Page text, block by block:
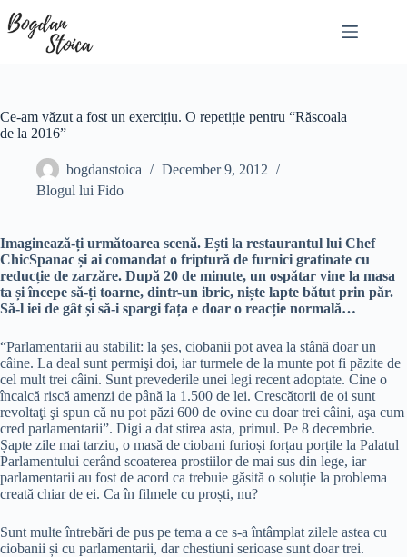
to
content
Ce-am văzut a fost un exercițiu. O repetiție pentru “Răscoala
de la 2016”
bogdanstoica
December 9, 2012
Blogul lui Fido
Imaginează-ți următoarea scenă. Ești la restaurantul lui Chef
ChicSpanac și ai comandat o friptură de furnici gratinate cu
reducție de zarzăre. După 20 de minute, un ospătar vine la masa
ta și începe să-ți toarne, dintr-un ibric, niște lapte bătut prin păr.
Să-l iei de gât și să-i spargi fața e doar o reacție normală…
“Parlamentarii au stabilit: la şes, ciobanii pot avea la stână doar un
câine. La deal sunt permişi doi, iar turmele de la munte pot fi păzite de
cel mult trei câini. Sunt prevederile unei legi recent adoptate. Cine o
încalcă riscă amenzi de până la 1.500 de lei. Crescătorii de oi sunt
revoltaţi şi spun că nu pot păzi 600 de ovine cu doar trei câini, aşa cum
cred parlamentarii”. Digi a dat stirea asta, primul. Pe 8 decembrie.
Șapte zile mai tarziu, o masă de ciobani furioși forțau porțile la Palatul
Parlamentului cerând scoaterea prostiilor de mai sus din lege, iar
parlamentarii au fost de acord ca trebuie găsită o soluție la problema
creată chiar de ei. Ca în filmele cu proști, nu?
Sunt multe întrebări de pus pe tema a ce s-a întâmplat zilele astea cu
ciobanii și cu parlamentarii, dar chestiuni serioase sunt doar trei.